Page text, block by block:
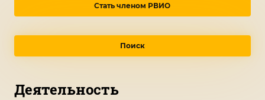
Стать членом РВИО
Поиск
Деятельность